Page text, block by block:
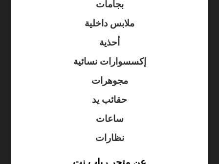
بجامات
ملابس داخلية
أحذية
إكسسوارات نسائية
مجوهرات
حقائب يد
ساعات
نظارات